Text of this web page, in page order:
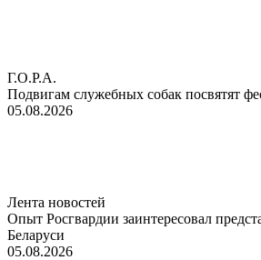
Г.О.Р.А.
Подвигам служебных собак посвятят
05.08.2026
Лента новостей
Опыт Росгвардии заинтересовал
Беларуси
05.08.2026